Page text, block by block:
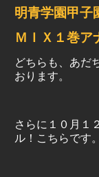
明青学園甲子
ＭＩＸ１巻ア
どちらも、あだ
おります。
さらに１０月１
ル！こちらです。